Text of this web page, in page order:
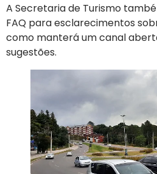
A Secretaria de Turismo
FAQ para esclarecimentos
como manterá um canal
sugestões.